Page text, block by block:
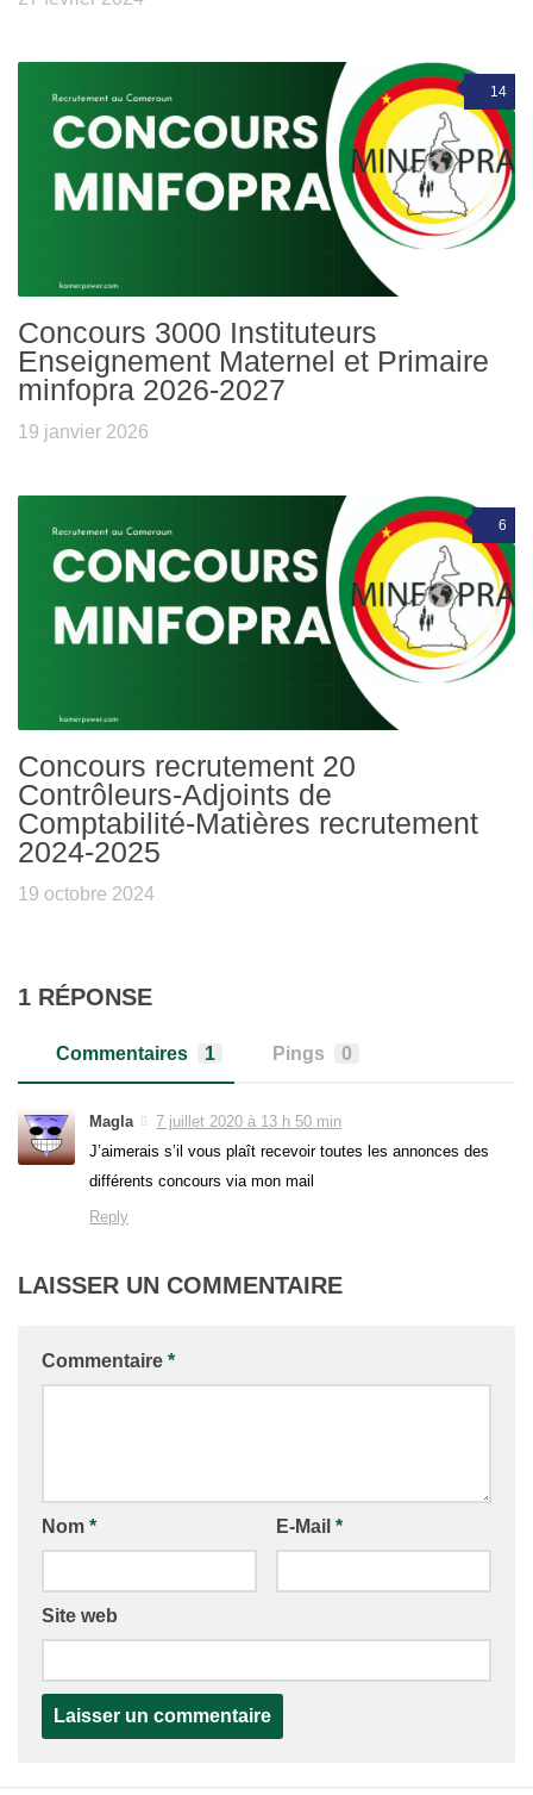
14
Concours 3000 Instituteurs
Enseignement Maternel et Primaire
minfopra 2026-2027
19 janvier 2026
6
Concours recrutement 20
Contrôleurs-Adjoints de
Comptabilité-Matières recrutement
2024-2025
19 octobre 2024
1 RÉPONSE
Commentaires 1 Pings 0
Magla
7 juillet 2020 à 13 h 50 min
J’aimerais s’il vous plaît recevoir toutes les annonces des
différents concours via mon mail
Reply
LAISSER UN COMMENTAIRE
Commentaire *
Nom * E-Mail *
Site web